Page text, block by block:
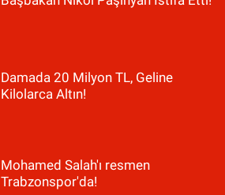
Damada 20 Milyon TL, Geline
Kilolarca Altın!
Mohamed Salah'ı resmen
Trabzonspor'da!